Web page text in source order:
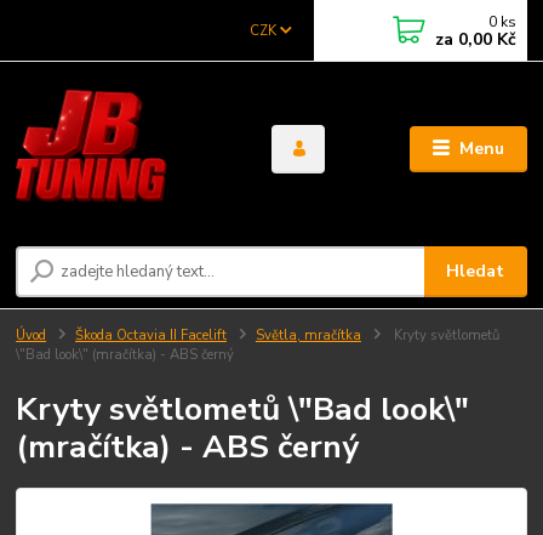
Menu
CZK
Hledat
0 ks
za 0,00 Kč
Úvod Škoda Octavia II Facelift Světla, mračítka
Kryty světlometů
\"Bad look\" (mračítka) - ABS černý
Kryty světlometů \"Bad look\"
(mračítka) - ABS černý